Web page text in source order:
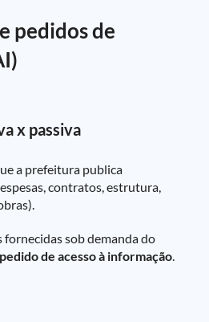
pedidos de
x passiva
a prefeitura publica
contratos, estrutura,
fornecidas sob demanda do
pedido de acesso à informação.